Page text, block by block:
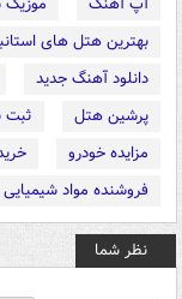
بهترین هتل های
دانلود آهنگ جدید
پرشین هتل
ثبت
مزایده خودرو
فروشنده مواد شیمیایی
نظر شما